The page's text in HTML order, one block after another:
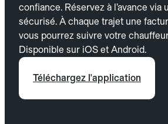
confiance. Réservez à l’avance via
sécurisé. À chaque trajet une
vous pourrez suivre votre
Disponible sur iOS et Android.
Téléchargez l'application